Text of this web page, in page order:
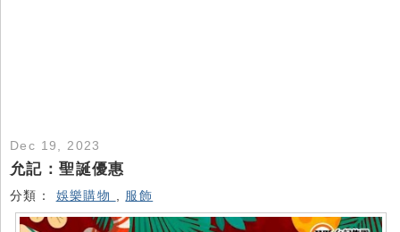
Dec 19, 2023
允記：聖誕優惠
分類： 娛樂購物 服飾